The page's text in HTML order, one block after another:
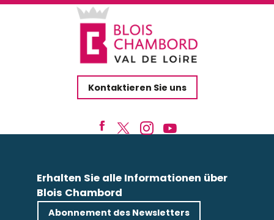
Cité royale de Loches
Domaine Régional de Chaumont-sur-Loire
Gärten des Schlosses Valmer
Château de Beaugency
Kontaktieren Sie uns
Erhalten Sie alle Informationen über
Blois Chambord
Abonnement des Newsletters